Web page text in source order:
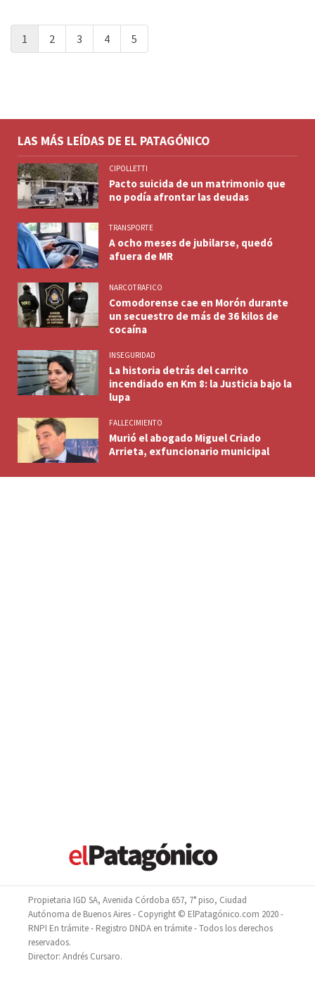
1 2 3 4 5
LAS MÁS LEÍDAS DE EL PATAGÓNICO
CIPOLLETTI
Pacto suicida de un matrimonio que
no podía afrontar las deudas
TRANSPORTE
A ocho meses de jubilarse, quedó
afuera de MR
NARCOTRAFICO
Comodorense cae en Morón durante
un secuestro de más de 36 kilos de
cocaína
INSEGURIDAD
La historia detrás del carrito
incendiado en Km 8: la Justicia bajo la
lupa
FALLECIMIENTO
Murió el abogado Miguel Criado
Arrieta, exfuncionario municipal
Propietaria IGD SA, Avenida Córdoba 657, 7° piso, Ciudad
Autónoma de Buenos Aires - Copyright © ElPatagónico.com 2020 -
RNPI En trámite - Registro DNDA en trámite - Todos los derechos
reservados.
Director: Andrés Cursaro.